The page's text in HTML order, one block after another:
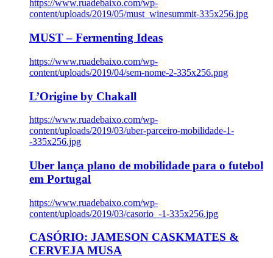
https://www.ruadebaixo.com/wp-
content/uploads/2019/05/must_winesummit-335x256.jpg
MUST – Fermenting Ideas
https://www.ruadebaixo.com/wp-
content/uploads/2019/04/sem-nome-2-335x256.png
L’Origine by Chakall
https://www.ruadebaixo.com/wp-
content/uploads/2019/03/uber-parceiro-mobilidade-1-
-335x256.jpg
Uber lança plano de mobilidade para o futebol
em Portugal
https://www.ruadebaixo.com/wp-
content/uploads/2019/03/casorio_-1-335x256.jpg
CASÓRIO: JAMESON CASKMATES &
CERVEJA MUSA